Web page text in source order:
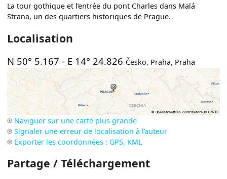
La tour gothique et l’entrée du pont Charles dans Malá
Strana, un des quartiers historiques de Prague.
Localisation
N 50° 5.167 - E 14° 24.826 Česko, Praha, Praha
Naviguer sur une carte plus grande
Signaler une erreur de localisation à l’auteur
Exporter les coordonnées : GPS, KML
Partage / Téléchargement